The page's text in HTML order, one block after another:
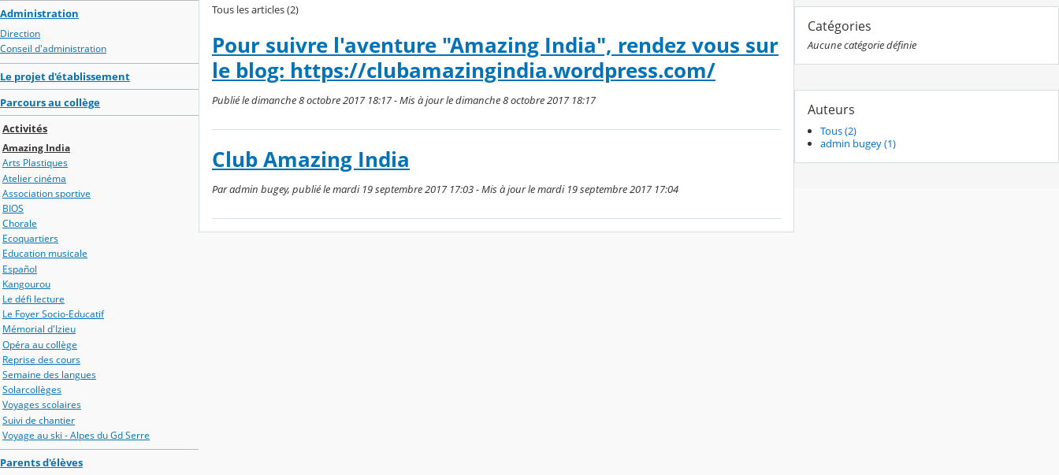
Administration
Direction
Conseil d'administration
Le projet d'établissement
Parcours au collège
Activités
Amazing India
Arts Plastiques
Atelier cinéma
Association sportive
BIOS
Chorale
Ecoquartiers
Education musicale
Español
Kangourou
Le défi lecture
Le Foyer Socio-Educatif
Mémorial d'Izieu
Opéra au collège
Reprise des cours
Semaine des langues
Solarcollèges
Voyages scolaires
Suivi de chantier
Voyage au ski - Alpes du Gd Serre
Parents d'élèves
Tous les articles (2)
Pour suivre l'aventure "Amazing India", rendez vous sur
le blog: https://clubamazingindia.wordpress.com/
Publié le dimanche 8 octobre 2017 18:17 - Mis à jour le dimanche 8 octobre 2017 18:17
Club Amazing India
Par admin bugey, publié le mardi 19 septembre 2017 17:03 - Mis à jour le mardi 19 septembre 2017 17:04
Catégories
Aucune catégorie définie
Auteurs
Tous (2)
admin bugey (1)